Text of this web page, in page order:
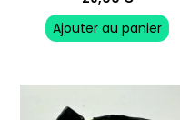
Ajouter au panier